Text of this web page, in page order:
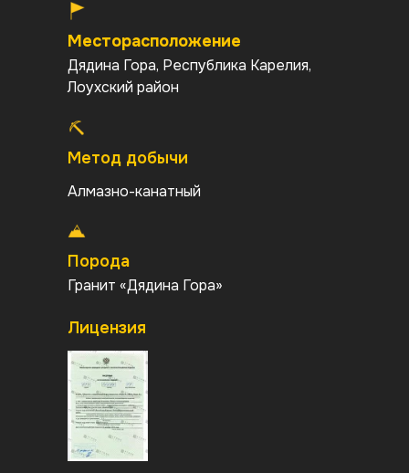
Месторасположение
Дядина Гора, Республика Карелия,
Лоухский район
Метод добычи
Алмазно-канатный
Порода
Гранит «Дядина Гора»
Лицензия